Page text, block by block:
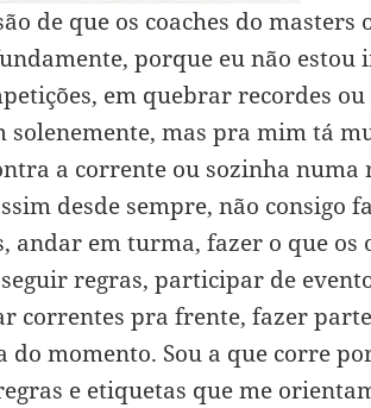
de que os coaches do masters
porque eu não estou
em quebrar recordes
solenemente, mas pra mim tá
a corrente ou sozinha numa
desde sempre, não consigo
andar em turma, fazer o que os
regras, participar de
correntes pra frente, fazer
do momento. Sou a que corre
e etiquetas que me